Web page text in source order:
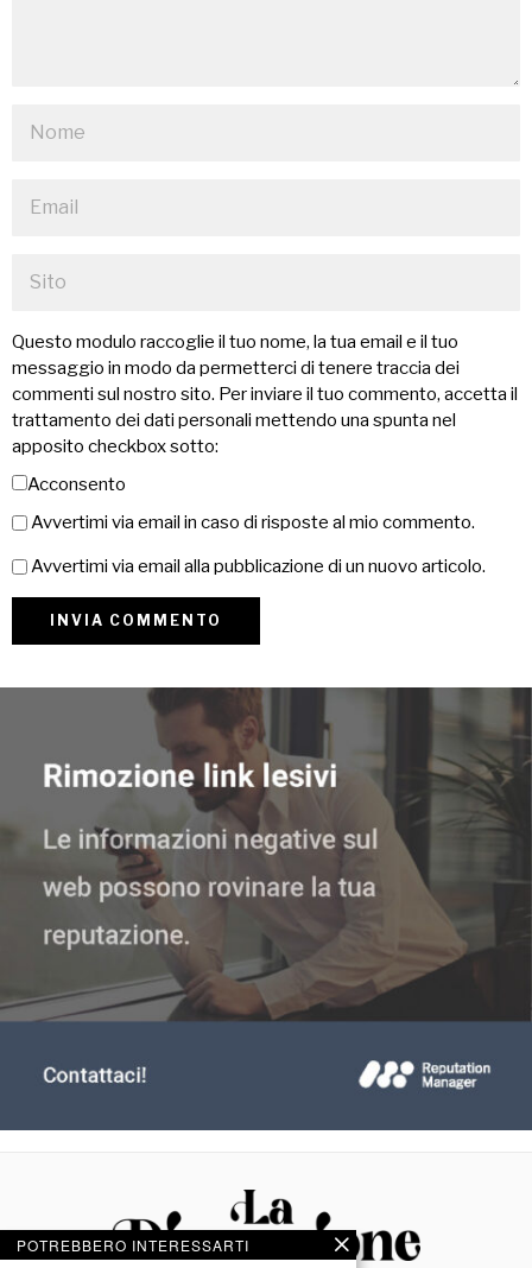
Questo modulo raccoglie il tuo nome, la tua email e il tuo
messaggio in modo da permetterci di tenere traccia dei
commenti sul nostro sito. Per inviare il tuo commento, accetta il
trattamento dei dati personali mettendo una spunta nel
apposito checkbox sotto:
Acconsento
Avvertimi via email in caso di risposte al mio commento.
Avvertimi via email alla pubblicazione di un nuovo articolo.
POTREBBERO INTERESSARTI